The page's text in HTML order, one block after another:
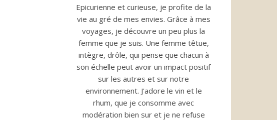
Epicurienne et curieuse, je profite de la
vie au gré de mes envies. Grâce à mes
voyages, je découvre un peu plus la
femme que je suis. Une femme têtue,
intègre, drôle, qui pense que chacun à
son échelle peut avoir un impact positif
sur les autres et sur notre
environnement. J'adore le vin et le
rhum, que je consomme avec
modération bien sur et je ne refuse